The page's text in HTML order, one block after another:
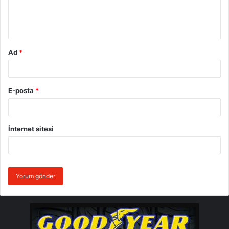
yarış birinciliği ve Şampiyonluğunuz var?
kaldım. Bu sene kendi kategorimde kazandığım
yaklaştığım şampiyonluğu bu sene ilk kez kazandım.
borçlusunuz?
olmaz. Başarı elde etmek için, kesinlikle çok çalışmak
gerekiyor. Bunun yanında işi bilmek, bu sporun
Ad *
E-posta *
İnternet sitesi